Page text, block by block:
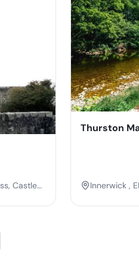
Castle
Thurston
Innerwick ,